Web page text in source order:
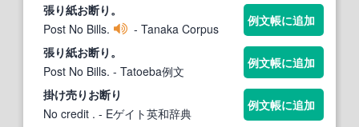
張り紙お断り 。
Post No Bills.
- Tanaka Corpus
例文帳に追加
張り紙お断り 。
Post No Bills. - Tatoeba例文
例文帳に追加
掛け売り お断り
No credit . - Eゲイト英和辞典
例文帳に追加